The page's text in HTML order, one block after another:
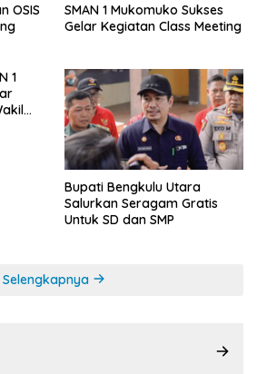
OSIS
SMAN 1 Mukomuko Sukses
Gelar Kegiatan Class Meeting
1
Bupati Bengkulu Utara
Salurkan Seragam Gratis
Untuk SD dan SMP
Selengkapnya